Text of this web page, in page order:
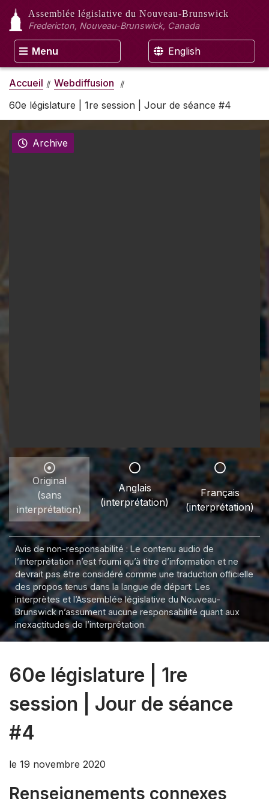
Assemblée législative du Nouveau-Brunswick
Fredericton, Nouveau-Brunswick, Canada
Menu English
Accueil
Webdiffusion
60e législature | 1re session | Jour de séance #4
Archive
Original
(sans
interprétation)
Anglais
(interprétation)
Français
(interprétation)
Avis de non-responsabilité : Le contenu audio de
l’interprétation n’est fourni qu’à titre d’information et ne
devrait pas être considéré comme une traduction officielle
des propos tenus dans la langue de départ. Les
interprètes et l’Assemblée législative du Nouveau-
Brunswick n’assument aucune responsabilité quant aux
inexactitudes de l’interprétation.
60e législature | 1re
session | Jour de séance
#4
le 19 novembre 2020
Renseignements connexes